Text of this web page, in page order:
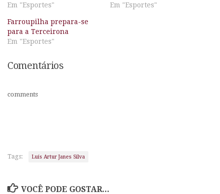
Em "Esportes"
Em "Esportes"
Farroupilha prepara-se
para a Terceirona
Em "Esportes"
Comentários
comments
Tags: Luís Artur Janes Silva
VOCÊ PODE GOSTAR...